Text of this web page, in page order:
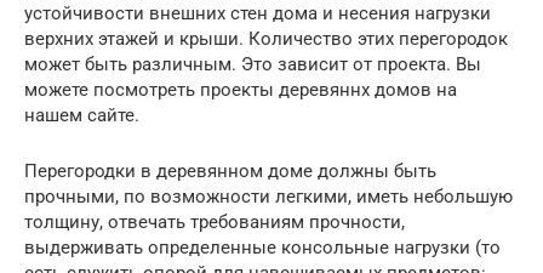
устойчивости внешних стен дома и несения нагрузки
верхних этажей и крыши. Количество этих перегородок
может быть различным. Это зависит от проекта. Вы
можете посмотреть проекты деревяннх домов на
нашем сайте.
Перегородки в деревянном доме должны быть
прочными, по возможности легкими, иметь небольшую
толщину, отвечать требованиям прочности,
выдерживать определенные консольные нагрузки (то